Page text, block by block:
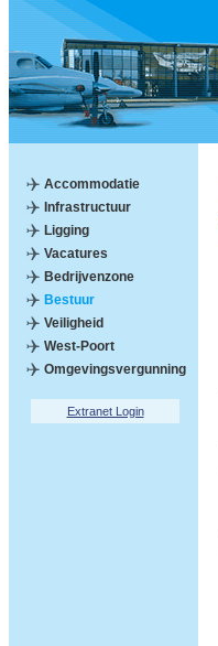
Accommodatie
Infrastructuur
Ligging
Vacatures
Bedrijvenzone
Bestuur
Veiligheid
West-Poort
Omgevingsvergunning
Extranet Login